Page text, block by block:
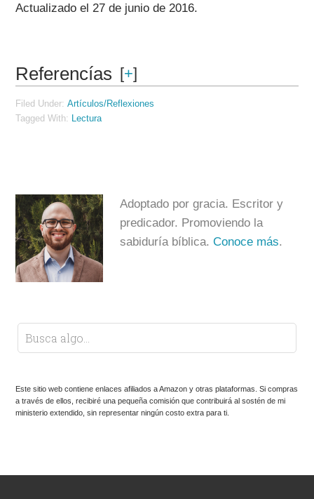
Actualizado el 27 de junio de 2016.
Referencías [+]
Filed Under:Artículos/Reflexiones
Tagged With:
Lectura
Adoptado por gracia. Escritor y
predicador. Promoviendo la
sabiduría bíblica.Conoce más.
Este sitio web contiene enlaces afiliados a Amazon y otras plataformas. Si compras
a través de ellos, recibiré una pequeña comisión que contribuirá al sostén de mi
ministerio extendido, sin representar ningún costo extra para ti.